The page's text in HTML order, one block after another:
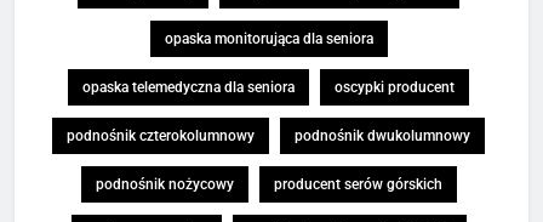
opaska monitorująca dla seniora
opaska telemedyczna dla seniora oscypki producent
podnośnik czterokolumnowy podnośnik dwukolumnowy
podnośnik nożycowy producent serów górskich